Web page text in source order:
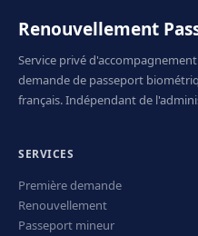
Renouvellement
Service privé
demande de passeport
français. Indépendant de
SERVICES
Première demande
Renouvellement
Passeport mineur